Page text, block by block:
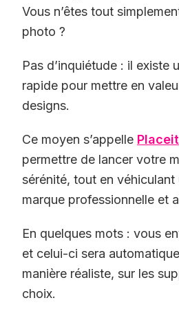
Vous n’êtes tout
photo ?
Pas d’inquiétude : il existe
rapide pour mettre en
designs.
Ce moyen s’appelle Placeit
permettre de lancer votre
sérénité, tout en véhiculant
marque professionnelle et
En quelques mots : vous
et celui-ci sera
manière réaliste, sur les
choix.